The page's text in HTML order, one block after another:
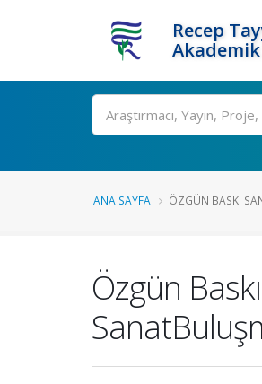
Recep
Ara
ANA SAYFA ÖZGÜN BASKI
Özgün